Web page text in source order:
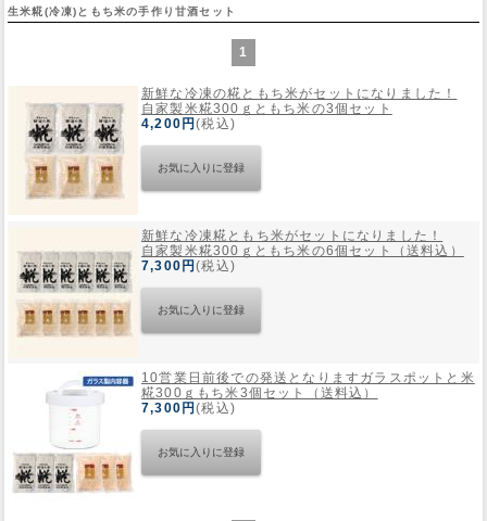
Site
生米糀(冷凍)ともち米の手作り甘酒セット
1
新鮮な冷凍の糀ともち米がセットになりました！
自家製米糀300ｇともち米の3個セット
4,200円(税込)
新鮮な冷凍糀ともち米がセットになりました！
自家製米糀300ｇともち米の6個セット（送料込）
7,300円(税込)
10営業日前後での発送となります ガラスポットと米
糀300ｇもち米3個セット（送料込）
7,300円(税込)